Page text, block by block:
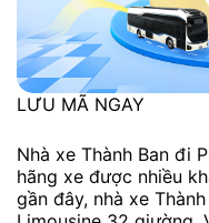
LƯU MÃ NGAY
Nhà xe Thành Ban đi
hãng xe được nhiều
gần đây, nhà xe